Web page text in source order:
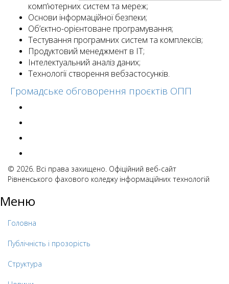
комп’ютерних систем та мереж;
Основи інформаційної безпеки;
Об’єктно-орієнтоване програмування;
Тестування програмних систем та комплексів;
Продуктовий менеджмент в IT;
Інтелектуальний аналіз даних;
Технології створення вебзастосунків.
Громадське обговорення проєктів ОПП
© 2026. Всі права захищено. Офіційний веб-сайт
Рівненського фахового коледжу інформаційних технологій
Меню
Головна
Публічність і прозорість
Структура